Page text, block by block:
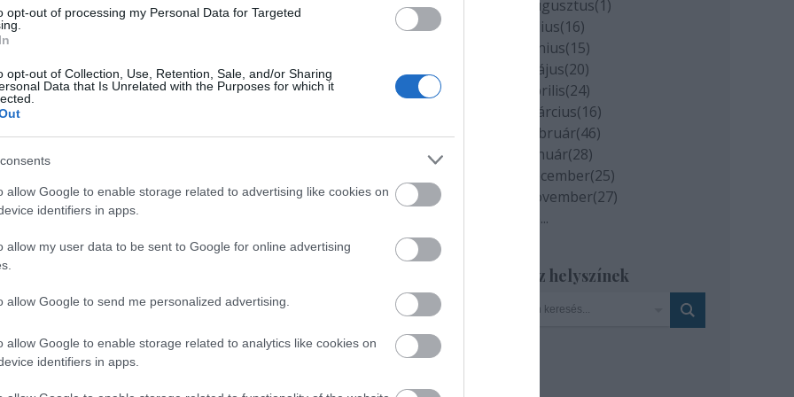
opt-out of processing my Personal Data for Targeted
opt-out of Collection, Use, Retention, Sale, and/or Sharing
Data that Is Unrelated with the Purposes for which it
allow Google to enable storage related to advertising like cookies on
identifiers in apps.
allow my user data to be sent to Google for online advertising
allow Google to send me personalized advertising.
allow Google to enable storage related to analytics like cookies on
identifiers in apps.
ki a hagyományos és modern stílusokat, de
mint a kizomba, a bachata, vagy a boogie-woogie.
kedvezményes tánctanfolyam-bérlet vásárlásra
oldalon lehet bővebben
2020 augusztus(1)
2020 július(16)
2020 június(15)
2020 május(20)
2020 április(24)
2020 március(16)
2020 február(46)
2020 január(28)
2019 december(25)
2019 november(27)
...
Szinház helyszínek